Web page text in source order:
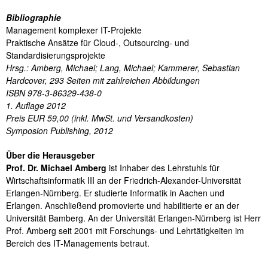
Bibliographie
Management komplexer IT-Projekte
Praktische Ansätze für Cloud-, Outsourcing- und
Standardisierungsprojekte
Hrsg.: Amberg, Michael; Lang, Michael; Kammerer, Sebastian
Hardcover, 293 Seiten mit zahlreichen Abbildungen
ISBN 978-3-86329-438-0
1. Auflage 2012
Preis EUR 59,00 (inkl. MwSt. und Versandkosten)
Symposion Publishing, 2012
Über die Herausgeber
Prof. Dr. Michael Amberg ist Inhaber des Lehrstuhls für
Wirtschaftsinformatik III an der Friedrich-Alexander-Universität
Erlangen-Nürnberg. Er studierte Informatik in Aachen und
Erlangen. Anschließend promovierte und habilitierte er an der
Universität Bamberg. An der Universität Erlangen-Nürnberg ist Herr
Prof. Amberg seit 2001 mit Forschungs- und Lehrtätigkeiten im
Bereich des IT-Managements betraut.